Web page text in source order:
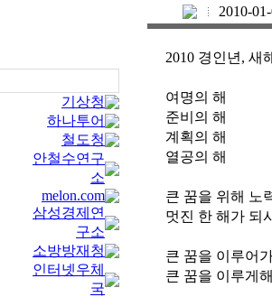
기상청
하나투어
철도청
안철수연구
소
melon.com
삼성경제연
구소
소방방재청
인터넷우체
국
2010-
2010 경인년, 새
여명의 해
준비의 해
계획의 해
열공의 해
큰 꿈을 위해 노
멋진 한 해가 되
큰 꿈을 이루어
큰 꿈을 이루게